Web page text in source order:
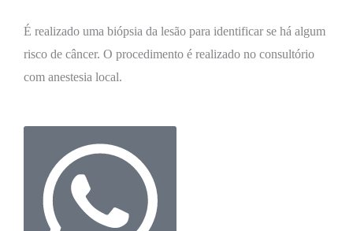
É realizado uma biópsia da lesão para identificar se há algum
risco de câncer. O procedimento é realizado no consultório
com anestesia local.